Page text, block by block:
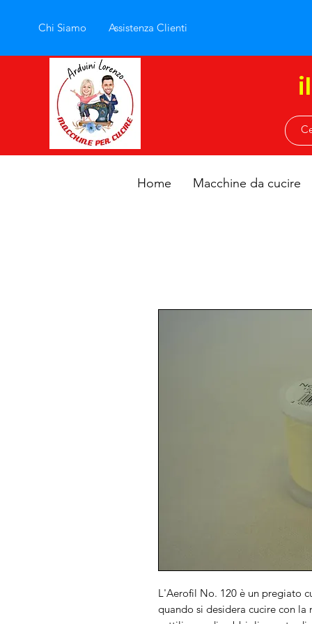
Chi Siamo Assistenza Clienti
Home Macchine da cucire
L'Aerofil No. 120 è un pregiato
quando si desidera cucire con la